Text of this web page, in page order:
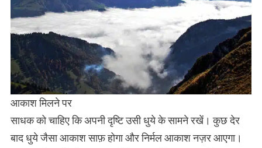
आकाश मिलने पर
साधक को चाहिए कि अपनी दृष्टि उसी धुये के सामने रखें। कुछ देर
बाद धुये जैसा आकाश साफ़ होगा और निर्मल आकाश नज़र आएगा।